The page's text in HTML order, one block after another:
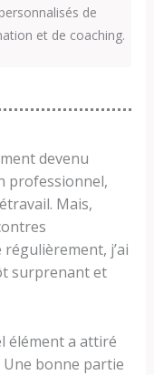
de
et de coaching.
devenu
professionnel,
Mais,
régulièrement, j’ai
surprenant et
élément a attiré
bonne partie